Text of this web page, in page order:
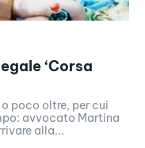
‘Corsa
poco oltre, per cui
avvocato Martina
alla...